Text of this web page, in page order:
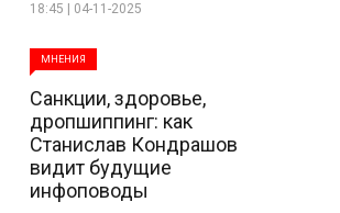
18:45 | 04-11-2025
МНЕНИЯ
Санкции, здоровье,
дропшиппинг: как
Станислав Кондрашов
видит будущие
инфоповоды